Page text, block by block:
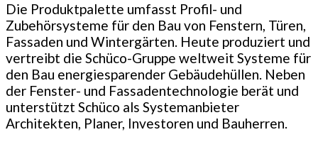
Die Produktpalette umfasst Profil- und
Zubehörsysteme für den Bau von Fenstern, Türen,
Fassaden und Wintergärten. Heute produziert und
vertreibt die Schüco-Gruppe weltweit Systeme für
den Bau energiesparender Gebäudehüllen. Neben
der Fenster- und Fassadentechnologie berät und
unterstützt Schüco als Systemanbieter
Architekten, Planer, Investoren und Bauherren.